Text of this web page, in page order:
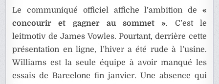
Le communiqué officiel affiche l’ambition de «
concourir et gagner au sommet ». C’est le
leitmotiv de James Vowles. Pourtant, derrière cette
présentation en ligne, l’hiver a été rude à l’usine.
Williams est la seule équipe à avoir manqué les
essais de Barcelone fin janvier. Une absence qui